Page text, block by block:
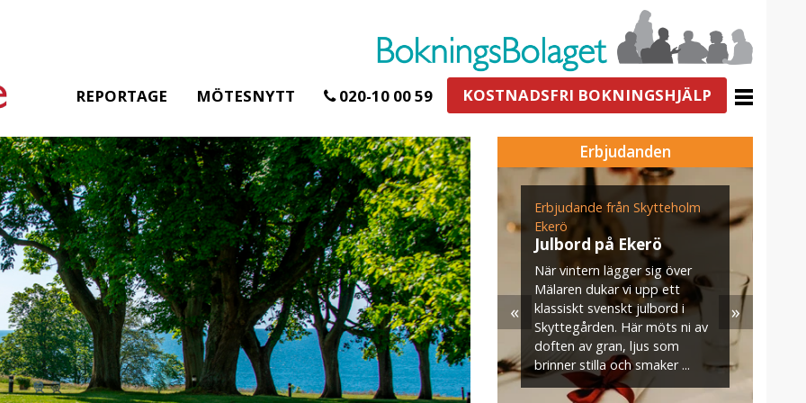
REPORTAGE MÖTESNYTT 020-10 00 59 KOSTNADSFRI BOKNINGSHJÄLP
Erbjudanden
Erbjudande från Åhus Seaside
SPA & Konferens
Åhus Seaside Take
Over erbjudande
Ta över ett helt hotell. På
stranden i Åhus. För grupper
erbjuder vi en full abonnering
av Åhus Seaside SPA &
Konferens. Under er vistelse är
hela hotellet ert ...
Erbjudande från Gråbogården
Hela Gråbogården för
teamet – glamping i
skogen ingår
Samla teamet för två
konferensdagar med
övernattning i privat sjö- och
skogsmiljö, endast 30–35
minuter från Göteborg. När ni
bokar vårt konferenspaket
Erbjudande från Skytteholm
Ekerö
Julbord på Ekerö
När vintern lägger sig över
Mälaren dukar vi upp ett
klassiskt svenskt julbord i
Skyttegården. Här möts ni av
doften av gran, ljus som
brinner stilla och smaker ...
« »